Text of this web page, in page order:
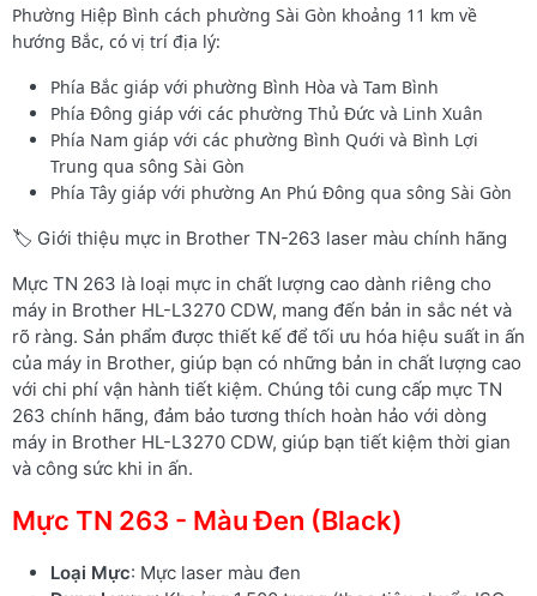
Phường Hiệp Bình cách phường Sài Gòn khoảng 11 km về
hướng Bắc, có vị trí địa lý:
Phía Bắc giáp với phường Bình Hòa và Tam Bình
Phía Đông giáp với các phường Thủ Đức và Linh Xuân
Phía Nam giáp với các phường Bình Quới và Bình Lợi
Trung qua sông Sài Gòn
Phía Tây giáp với phường An Phú Đông qua sông Sài Gòn
🏷️ Giới thiệu mực in Brother TN-263 laser màu chính hãng
Mực TN 263 là loại mực in chất lượng cao dành riêng cho
máy in Brother HL-L3270 CDW, mang đến bản in sắc nét và
rõ ràng. Sản phẩm được thiết kế để tối ưu hóa hiệu suất in ấn
của máy in Brother, giúp bạn có những bản in chất lượng cao
với chi phí vận hành tiết kiệm. Chúng tôi cung cấp mực TN
263 chính hãng, đảm bảo tương thích hoàn hảo với dòng
máy in Brother HL-L3270 CDW, giúp bạn tiết kiệm thời gian
và công sức khi in ấn.
Mực TN 263 - Màu Đen (Black)
Loại Mực: Mực laser màu đen